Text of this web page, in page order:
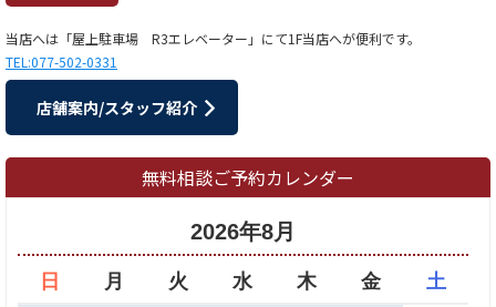
当店へは「屋上駐車場 R3エレベーター」にて1F当店へが便利です。
TEL:077-502-0331
店舗案内/スタッフ紹介
無料相談ご予約カレンダー
2026年8月
日 月 火 水 木 金 土